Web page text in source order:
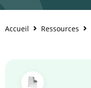
Accueil Ressources